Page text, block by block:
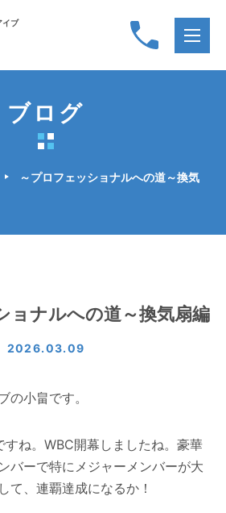
イブ
ブログ
～プロフェッショナルへの道～換気
ョナルへの道～換気扇編
2026.03.09
の小畠です。
ね。WBC開幕しましたね。豪華
バーで特にメジャーメンバーが大
て、連覇達成になるか！